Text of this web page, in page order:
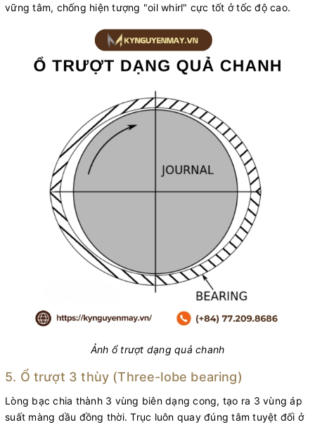
vững tâm, chống hiện tượng "oil whirl" cực tốt ở tốc độ cao.
Ảnh ổ trượt dạng quả chanh
5. Ổ trượt 3 thùy (Three-lobe bearing)
Lòng bạc chia thành 3 vùng biên dạng cong, tạo ra 3 vùng áp
suất màng dầu đồng thời. Trục luôn quay đúng tâm tuyệt đối ở